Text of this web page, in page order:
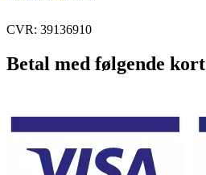
CVR: 39136910
Betal med følgende kort